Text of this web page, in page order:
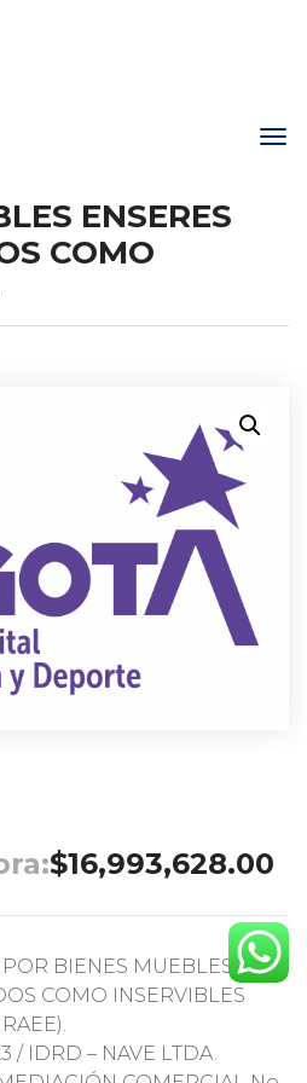
ENSERES
COMO
$16,993,628.00
BIENES MUEBLES
COMO INSERVIBLES
/ IDRD – NAVE LTDA.